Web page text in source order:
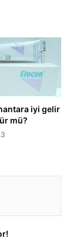
iyi gelir
mü?